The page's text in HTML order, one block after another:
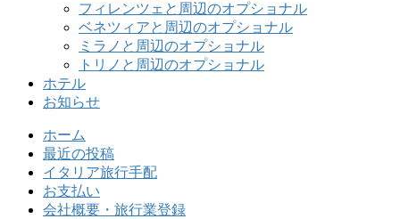
フィレンツェと周辺のオプショナル
ベネツィアと周辺のオプショナル
ミラノと周辺のオプショナル
トリノと周辺のオプショナル
ホテル
お知らせ
ホーム
最近の投稿
イタリア旅行手配
お支払い
会社概要・旅行業登録